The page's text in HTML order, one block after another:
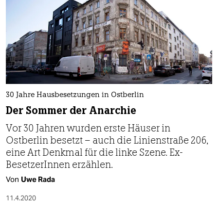
30 Jahre Hausbesetzungen in Ostberlin
Der Sommer der Anarchie
Vor 30 Jahren wurden erste Häuser in
Ostberlin besetzt – auch die Linienstraße 206,
eine Art Denkmal für die linke Szene. Ex-
BesetzerInnen erzählen.
Von Uwe Rada
11.4.2020